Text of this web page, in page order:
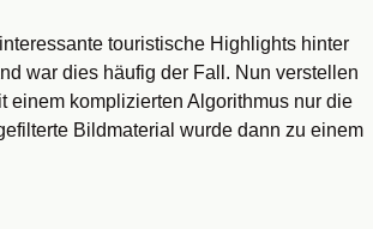
touristische Highlights hinter
war dies häufig der Fall. Nun verstellen
einem komplizierten Algorithmus nur die
Bildmaterial wurde dann zu einem